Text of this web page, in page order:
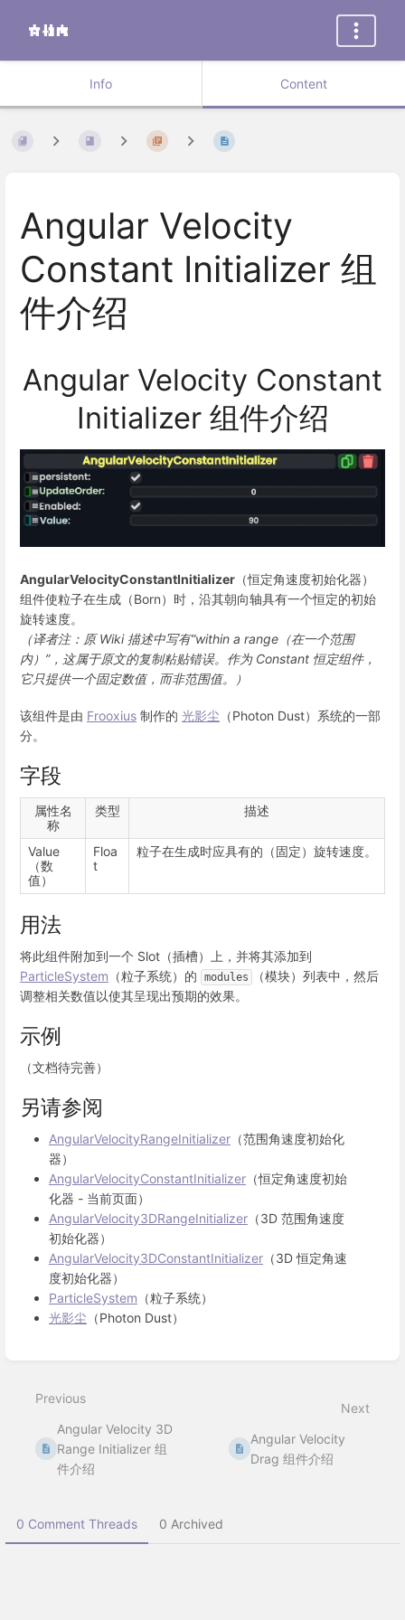
Info Content
Angular Velocity
Constant Initializer 组
件介绍
Angular Velocity Constant
Initializer 组件介绍
AngularVelocityConstantInitializer （恒定角速度初始化器）
组件使粒子在生成（Born）时，沿其朝向轴具有一个恒定的初始
旋转速度。
（译者注：原 Wiki 描述中写有“within a range（在一个范围
内）”，这属于原文的复制粘贴错误。作为 Constant 恒定组件，
它只提供一个固定数值，而非范围值。）
该组件是由 Frooxius 制作的 光影尘 （Photon Dust）系统的一部
分。
字段
属性名
称
类型 描述
Value
（数
值）
Floa
t
粒子在生成时应具有的（固定）旋转速度。
用法
将此组件附加到一个 Slot（插槽）上，并将其添加到
ParticleSystem （粒子系统）的 modules
（模块）列表中，然后
调整相关数值以使其呈现出预期的效果。
示例
（文档待完善）
另请参阅
AngularVelocityRangeInitializer （范围角速度初始化
器）
AngularVelocityConstantInitializer （恒定角速度初始
化器 - 当前页面）
AngularVelocity3DRangeInitializer （3D 范围角速度
初始化器）
AngularVelocity3DConstantInitializer （3D 恒定角速
度初始化器）
ParticleSystem （粒子系统）
光影尘 （Photon Dust）
mode
Previous
Angular Velocity 3D
Range Initializer 组
件介绍
Next
Angular Velocity
Drag 组件介绍
0 Comment Threads 0 Archived